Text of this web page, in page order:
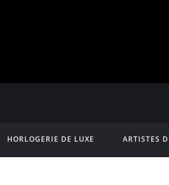
HORLOGERIE DE LUXE ARTISTES